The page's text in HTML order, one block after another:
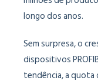
longo dos anos.
Sem surpresa, o
dispositivos
tendência, a quota